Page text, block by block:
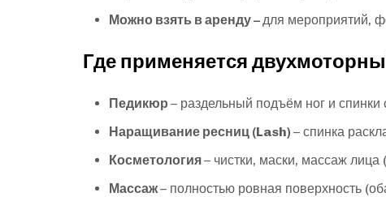
Можно взять в аренду – для мероприятий,
Где применяется
Педикюр – раздельный подъём ног и спинки
Наращивание ресниц (Lash) – спинка
Косметология– чистки, маски, массаж
Массаж– полностью ровная поверхность